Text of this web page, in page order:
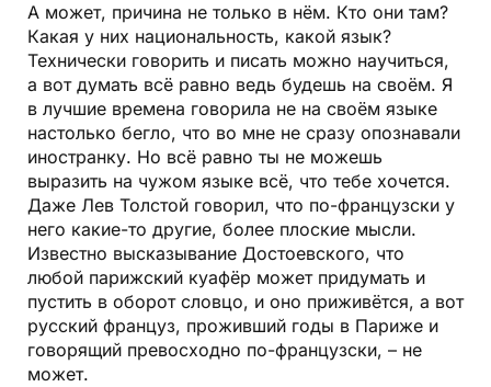
А может, причина не только в нём. Кто они там?
Какая у них национальность, какой язык?
Технически говорить и писать можно научиться,
а вот думать всё равно ведь будешь на своём. Я
в лучшие времена говорила не на своём языке
настолько бегло, что во мне не сразу опо­знавали
иностранку. Но всё равно ты не можешь
выразить на чужом языке всё, что тебе хочется.
Даже Лев Толстой говорил, что по-французски у
него какие-то другие, более плоские мысли.
Известно высказывание Достоевского, что
любой парижский куафёр может придумать и
пустить в оборот словцо, и оно приживётся, а вот
русский француз, проживший годы в Париже и
говорящий превосходно по-французски, – не
может.